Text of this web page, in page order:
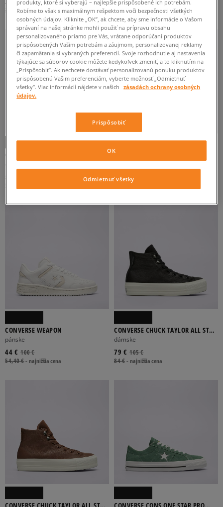
29 € -najnižšia cena 59 €-najnižšia cena
CONVERSE CHUCK 70
54 €
59 €
CONVERSE WEAPON
64 €
CONVERSE WEAPON
pánske
100 €
44 €
54,40 €-najnižšia cena
CONVERSE CHUCK TAYLOR ALL STAR
LIFT
dámske
105 €
79 €
84 €-najnižšia cena
CONVERSE CHUCK TAYLOR ALL STAR CONVERSE CONS ONE STAR PRO
produkty, ktoré si vyberajú – najlepšie prispôsobené ich potrebám.
Robíme to však s maximálnym rešpektom voči bezpečnosti všetkých
osobných údajov. Kliknite „OK”, ak chcete, aby sme informácie o Vašom
správaní na našej stránke mohli použiť na prípravu obsahu
personalizovaného priamo pre Vás, vrátane odporúčaní produktov
prispôsobených Vašim potrebám a záujmom, personalizovanej reklamy
či zapamätania si vybraných preferencií. Svoje rozhodnutie aj nastavenia
týkajúce sa súborov cookie môžete kedykoľvek zmeniť, a to kliknutím na
„Prispôsobiť”. Ak nechcete dostávať personalizovanú ponuku produktov
prispôsobenú Vašim preferenciám, vyberte možnosť „Odmietnuť
všetky”. Viac informácií nájdete v našich
zásadách ochrany osobných
údajov.
Prispôsobiť
Odmietnuť všetky
OK